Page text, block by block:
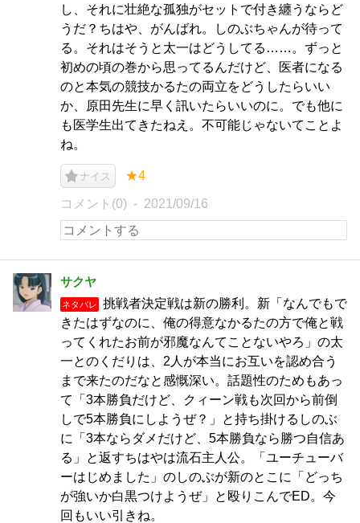
し、それに壮絶な孤独がセットで付き纏うならど
うだ？ちはや、がんばれ。しのぶちゃんが待って
る。それはそうと太一はどうしてる……。ずっと
初めの頃の巻から思ってるんだけど、医者になる
のと本気の競技かるたの両立をどうしたらいい
か、原田先生に早く訊いたらいいのに。でも他に
も医学生出てきたねえ。不可能じゃないてことよ
ね。
ナイス ★4
コメント(0) 2021/09/16
サクヤ
ネタバレ
挑戦者決定戦は新の勝利。新「なんでもで
きたはずなのに、俺の得意なかるたの方で俺と戦
ってくれたお前が邪魔なんてことないやろ」の太
一とのくだりは、2人が本当にお互いを認め合う
まで来たのだなと感慨深い。話題性のためもあっ
て「3本勝負だけど、クィーン戦も次回から前倒
しで5本勝負にしようぜ？」と持ち掛けるしのぶ
に「3本ならダメだけど、5本勝負なら勝つ自信あ
る」と返すちはやは流石主人公。「ユーチューバ
ーはじめました」のしのぶが新のとこに「どっち
が強いか白黒つけようぜ」と殴りこんでED。今
回もいい引きね。